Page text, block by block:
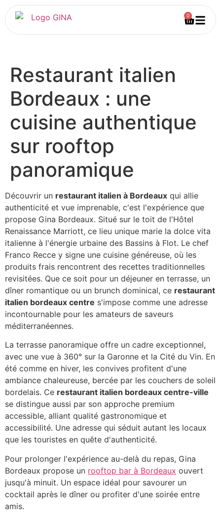
0
Restaurant italien
Bordeaux : une
cuisine authentique
sur rooftop
panoramique
Découvrir un restaurant italien à Bordeaux qui allie
authenticité et vue imprenable, c'est l'expérience que
propose Gina Bordeaux. Situé sur le toit de l'Hôtel
Renaissance Marriott, ce lieu unique marie la dolce vita
italienne à l'énergie urbaine des Bassins à Flot. Le chef
Franco Recce y signe une cuisine généreuse, où les
produits frais rencontrent des recettes traditionnelles
revisitées. Que ce soit pour un déjeuner en terrasse, un
dîner romantique ou un brunch dominical, ce restaurant
italien bordeaux centre s'impose comme une adresse
incontournable pour les amateurs de saveurs
méditerranéennes.
La terrasse panoramique offre un cadre exceptionnel,
avec une vue à 360° sur la Garonne et la Cité du Vin. En
été comme en hiver, les convives profitent d'une
ambiance chaleureuse, bercée par les couchers de soleil
bordelais. Ce restaurant italien bordeaux centre-ville
se distingue aussi par son approche premium
accessible, alliant qualité gastronomique et
accessibilité. Une adresse qui séduit autant les locaux
que les touristes en quête d'authenticité.
Pour prolonger l'expérience au-delà du repas, Gina
Bordeaux propose un rooftop bar à Bordeaux ouvert
jusqu'à minuit. Un espace idéal pour savourer un
cocktail après le dîner ou profiter d'une soirée entre
amis.